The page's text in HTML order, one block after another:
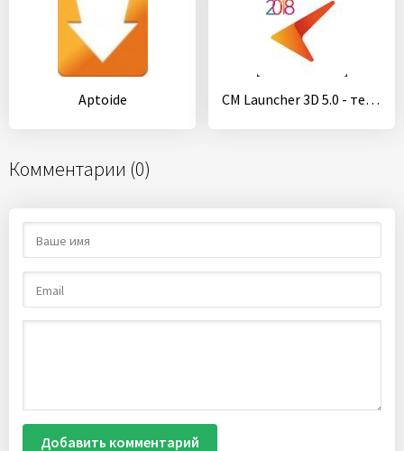
Aptoide CM Launcher 3D 5.0 - тема персонализация
Комментарии (0)
Добавить комментарий